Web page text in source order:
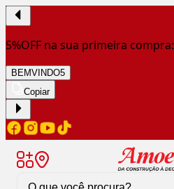
5%OFF na sua primeira compra:
BEMVINDO5
Copiar